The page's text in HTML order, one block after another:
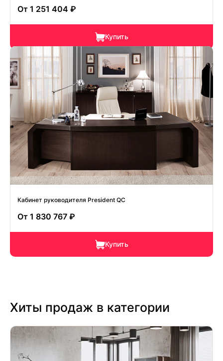
От 1 251 404 ₽
Купить
Кабинет руководителя President QC
От 1 830 767 ₽
Купить
Хиты продаж в категории